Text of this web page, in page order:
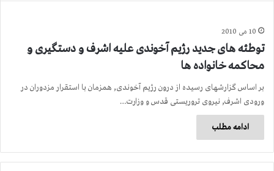
10 می 2010
توطئه های جدید رژیم آخوندی علیه اشرف و دستگیری و
محاکمه خانواده ها
بر اساس گزارشهای رسیده از درون رژیم آخوندی, همزمان با استقرار مزدوران در
ورودی اشرف, نیروی تروریستی قدس و وزارت…
ادامه مطلب